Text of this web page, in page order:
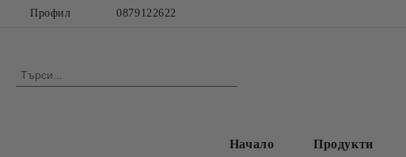
Профил 0879122622
Начало Продукти